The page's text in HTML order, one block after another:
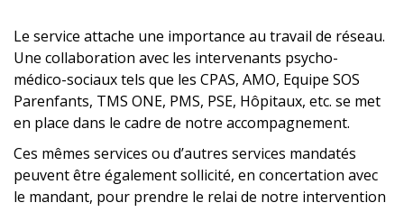
Le service attache une importance au travail de réseau.
Une collaboration avec les intervenants psycho-
médico-sociaux tels que les CPAS, AMO, Equipe SOS
Parenfants, TMS ONE, PMS, PSE, Hôpitaux, etc. se met
en place dans le cadre de notre accompagnement.
Ces mêmes services ou d’autres services mandatés
peuvent être également sollicité, en concertation avec
le mandant, pour prendre le relai de notre intervention